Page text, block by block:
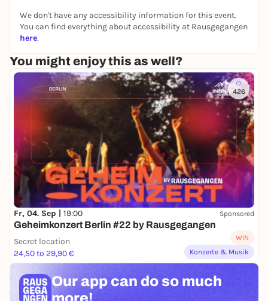
We don't have any accessibility information for this event.
You can find everything about accessibility at Rausgegangen
here.
You might enjoy this as well?
426
Fr, 04. Sep | 19:00 Sponsored
Geheimkonzert Berlin #22 by Rausgegangen
Secret location
24,50 to 29,90 €
WIN
Konzerte & Musik
Our app can do so much